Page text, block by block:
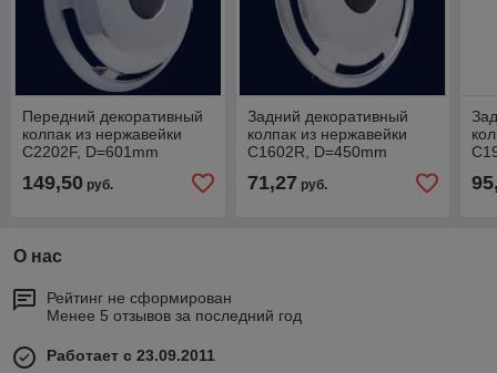
Передний декоративный
колпак из нержавейки
С2202F, D=601mm
149,50 руб.
Задний декоративный
колпак из нержавейки
С1602R, D=450mm
71,27 руб.
О нас
Рейтинг не сформирован
Менее 5 отзывов за последний год
Работает с 23.09.2011